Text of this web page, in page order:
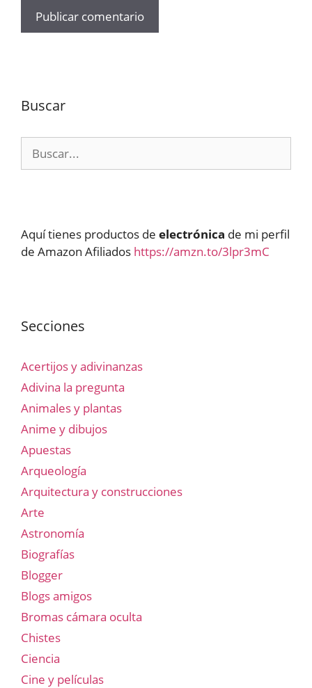
Buscar
Aquí tienes productos de electrónica de mi perfil
de Amazon Afiliados https://amzn.to/3lpr3mC
Secciones
Acertijos y adivinanzas
Adivina la pregunta
Animales y plantas
Anime y dibujos
Apuestas
Arqueología
Arquitectura y construcciones
Arte
Astronomía
Biografías
Blogger
Blogs amigos
Bromas cámara oculta
Chistes
Ciencia
Cine y películas